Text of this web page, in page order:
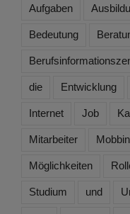
Aufgaben
Bedeutung
die Entwicklung
Internet Job
Mitarbeiter
Möglichkeiten
Studium und